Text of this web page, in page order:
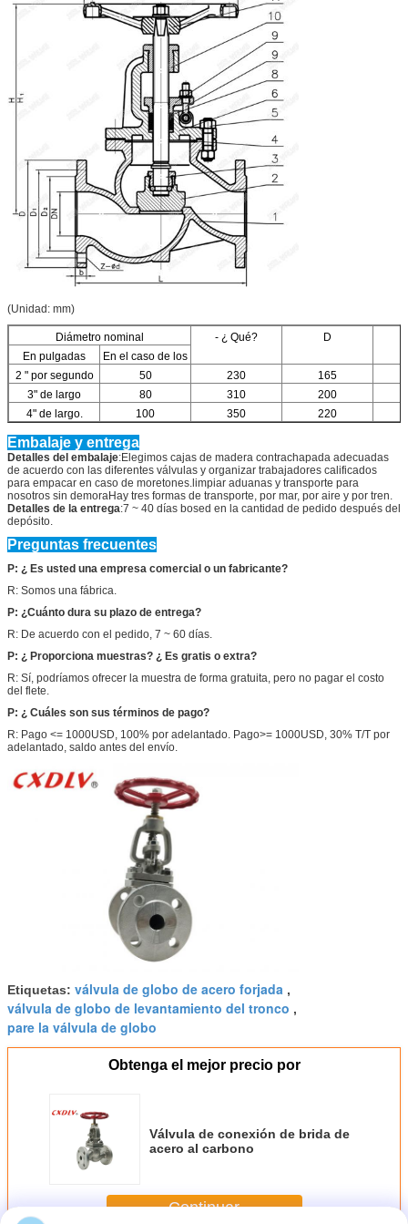
(Unidad: mm)
Diámetro nominal - ¿ Qué?
D
En pulgadas
En el caso de los
2 " por segundo
50 230
165
3" de largo
80 310
200
4" de largo.
100 350 220
Embalaje y entrega
Detalles del embalaje:Elegimos cajas de madera contrachapada adecuadas
de acuerdo con las diferentes válvulas y organizar trabajadores calificados
para empacar en caso de moretones.limpiar aduanas y transporte para
nosotros sin demoraHay tres formas de transporte, por mar, por aire y por tren.
Detalles de la entrega:7 ~ 40 días bosed en la cantidad de pedido después del
depósito.
Preguntas frecuentes
P: ¿ Es usted una empresa comercial o un fabricante?
R: Somos una fábrica.
P: ¿Cuánto dura su plazo de entrega?
R: De acuerdo con el pedido, 7 ~ 60 días.
P: ¿ Proporciona muestras? ¿ Es gratis o extra?
R: Sí, podríamos ofrecer la muestra de forma gratuita, pero no pagar el costo
del flete.
P: ¿ Cuáles son sus términos de pago?
R: Pago <= 1000USD, 100% por adelantado. Pago>= 1000USD, 30% T/T por
adelantado, saldo antes del envío.
Etiquetas: válvula de globo de acero forjada ,
válvula de globo de levantamiento del tronco ,
pare la válvula de globo
Obtenga el mejor precio por
Válvula de conexión de brida de
acero al carbono
Continuar